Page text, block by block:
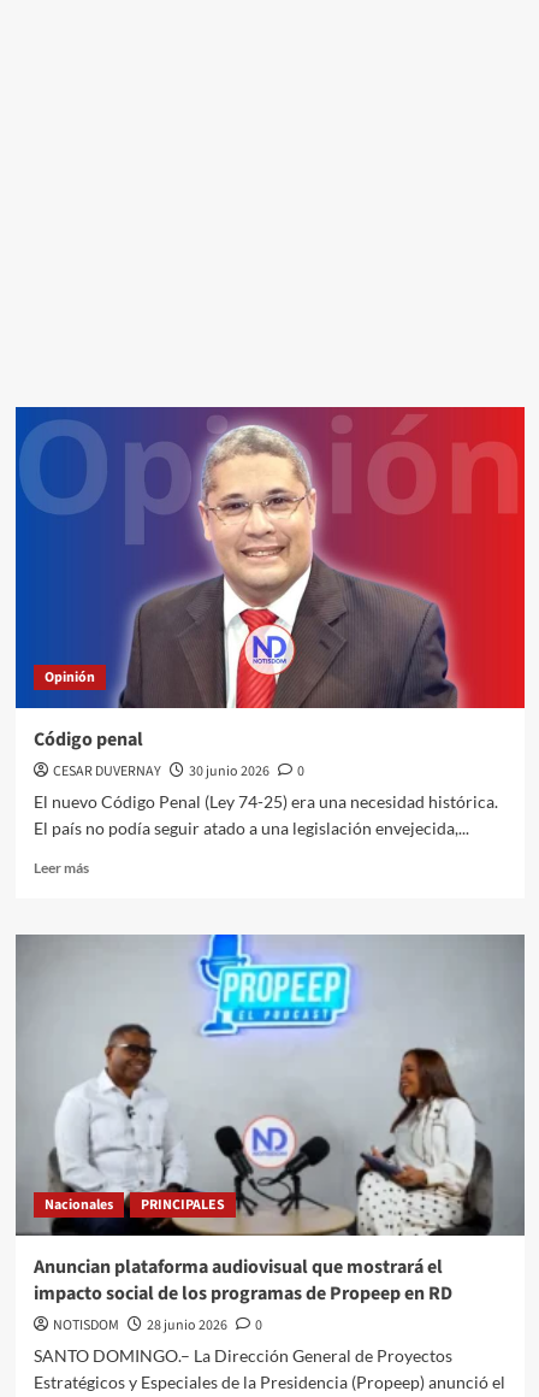
Opinión
Código penal
CESAR DUVERNAY 30 junio 2026
0
El nuevo Código Penal (Ley 74-25) era una necesidad histórica.
El país no podía seguir atado a una legislación envejecida,...
Leer más
Nacionales PRINCIPALES
Anuncian plataforma audiovisual que mostrará el
impacto social de los programas de Propeep en RD
NOTISDOM 28 junio 2026
0
SANTO DOMINGO.– La Dirección General de Proyectos
Estratégicos y Especiales de la Presidencia (Propeep) anunció el